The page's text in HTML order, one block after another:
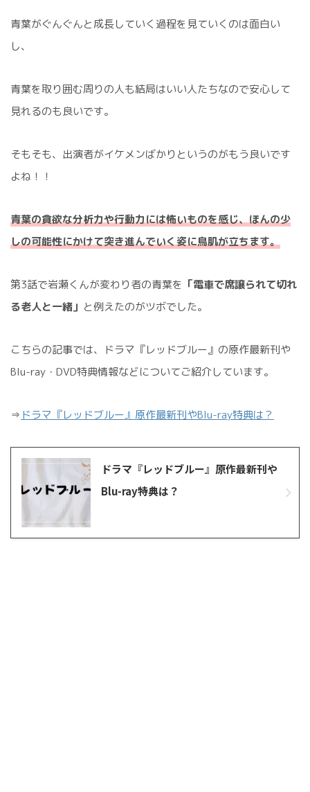
青葉がぐんぐんと成長していく過程を見ていくのは面白い
し、
青葉を取り囲む周りの人も結局はいい人たちなので安心して
見れるのも良いです。
そもそも、出演者がイケメンばかりというのがもう良いです
よね！！
青葉の貪欲な分析力や行動力には怖いものを感じ、ほんの少
しの可能性にかけて突き進んでいく姿に鳥肌が立ちます。
第3話で岩瀬くんが変わり者の青葉を 「電車で席譲られて切れ
る老人と一緒」 と例えたのがツボでした。
こちらの記事では、ドラマ『レッドブルー』の原作最新刊や
Blu-ray・DVD特典情報などについてご紹介しています。
⇒ ドラマ『レッドブルー』原作最新刊やBlu-ray特典は？
ドラマ『レッドブルー』原作最新刊や
Blu-ray特典は？